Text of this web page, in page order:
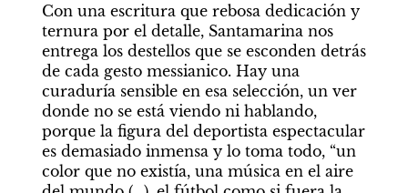
Con una escritura que rebosa dedicación y
ternura por el detalle, Santamarina nos
entrega los destellos que se esconden detrás
de cada gesto messianico. Hay una
curaduría sensible en esa selección, un ver
donde no se está viendo ni hablando,
porque la figura del deportista espectacular
es demasiado inmensa y lo toma todo, “un
color que no existía, una música en el aire